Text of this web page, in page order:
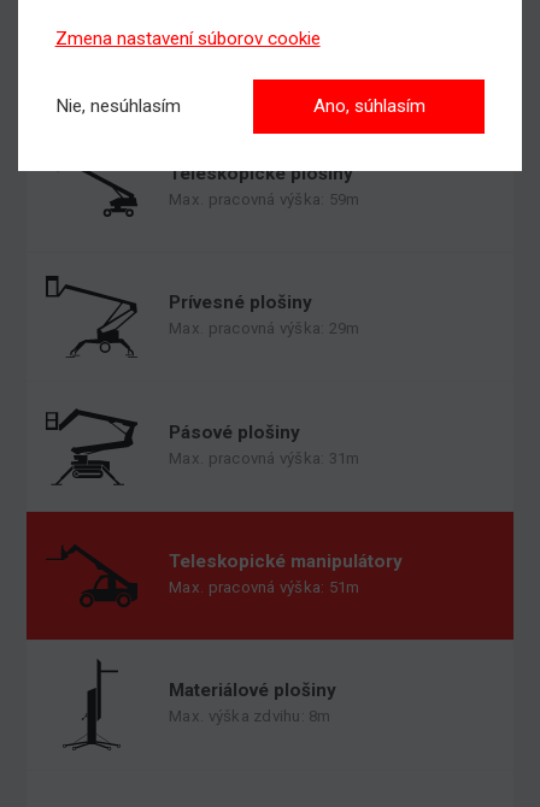
Stĺpové plošiny
Teleskopické plošiny
Max. pracovná výška: 59m
Prívesné plošiny
Max. pracovná výška: 29m
Pásové plošiny
Max. pracovná výška: 31m
Teleskopické manipulátory
Max. pracovná výška: 51m
Materiálové plošiny
Max. výška zdvihu: 8m
Zmena nastavení súborov cookie
Nie, nesúhlasím Ano, súhlasím